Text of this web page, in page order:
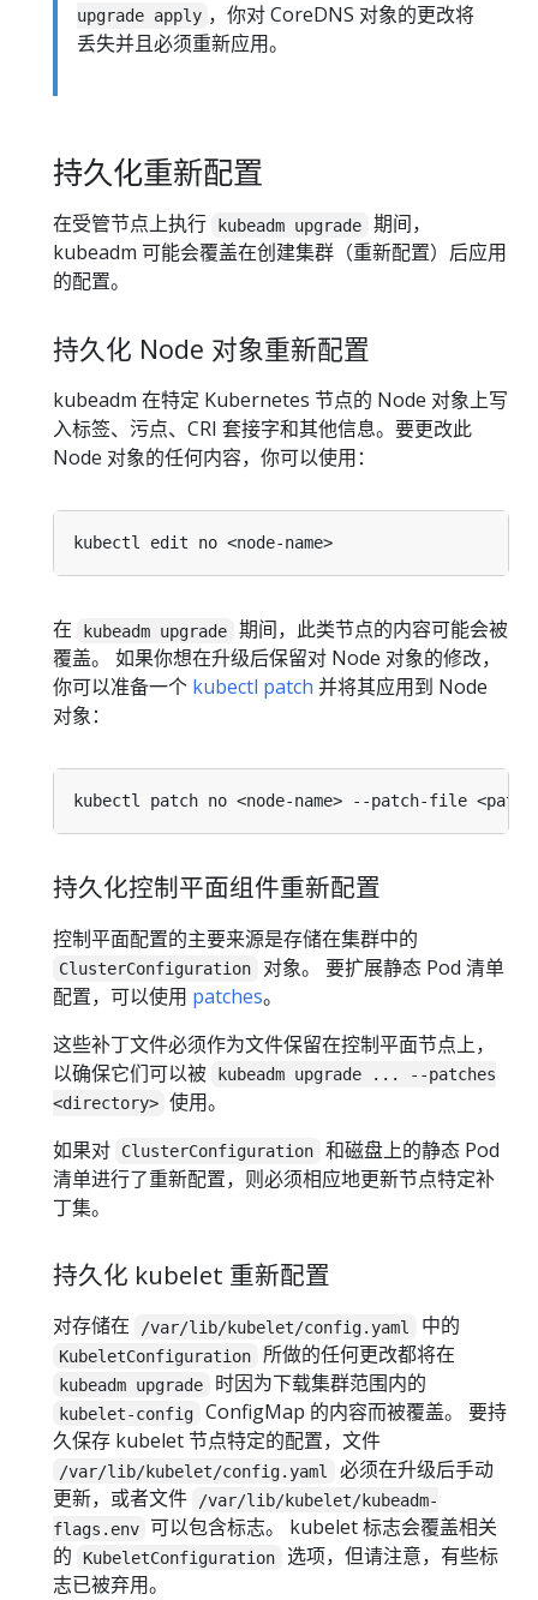
upgrade apply ，你对 CoreDNS 对象的更改将
丢失并且必须重新应用。
持久化重新配置
在受管节点上执行 kubeadm upgrade
期间，
kubeadm 可能会覆盖在创建集群（重新配置）后应用
的配置。
持久化 Node 对象重新配置
kubeadm 在特定 Kubernetes 节点的 Node 对象上写
入标签、污点、CRI 套接字和其他信息。要更改此
Node 对象的任何内容，你可以使用：
在 kubeadm upgrade
期间，此类节点的内容可能会被
覆盖。 如果你想在升级后保留对 Node 对象的修改，
你可以准备一个 kubectl patch 并将其应用到 Node
对象：
持久化控制平面组件重新配置
控制平面配置的主要来源是存储在集群中的
ClusterConfiguration
对象。 要扩展静态 Pod 清单
配置，可以使用 patches。
这些补丁文件必须作为文件保留在控制平面节点上，
以确保它们可以被
kubeadm upgrade ... --patches
<directory> 使用。
如果对
ClusterConfiguration
和磁盘上的静态 Pod
清单进行了重新配置，则必须相应地更新节点特定补
丁集。
持久化 kubelet 重新配置
对存储在 /var/lib/kubelet/config.yaml 中的
KubeletConfiguration 所做的任何更改都将在
kubeadm upgrade 时因为下载集群范围内的
kubelet-config
ConfigMap 的内容而被覆盖。 要持
久保存 kubelet 节点特定的配置，文件
/var/lib/kubelet/config.yaml
必须在升级后手动
更新，或者文件
/var/lib/kubelet/kubeadm-
flags.env 可以包含标志。 kubelet 标志会覆盖相关
的
KubeletConfiguration
选项，但请注意，有些标
志已被弃用。